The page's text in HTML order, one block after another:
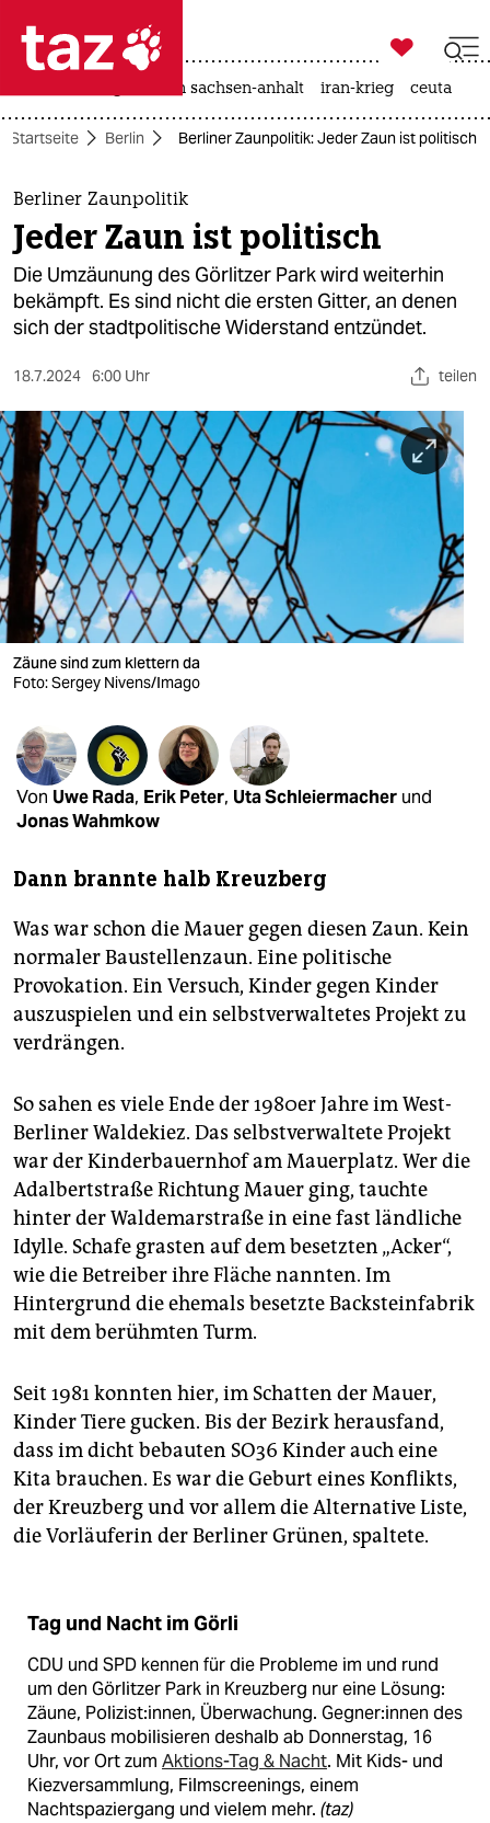
 taz zahl ich
taz zahl ich
themen
politik
öko
gesellschaft
sport
berlin
nord
wahrheit
verlag
verlag
veranstaltungen
shop
fragen & hilfe
genossenschaft
epaper login

taz zahl ich
landtagswahl in sachsen-anhalt iran-krieg ceuta
Startseite Berlin Berliner Zaunpolitik: Jeder Zaun ist politisch
Berliner Zaunpolitik
Jeder Zaun ist politisch
Die Umzäunung des Görlitzer Park wird weiterhin
bekämpft. Es sind nicht die ersten Gitter, an denen
sich der stadtpolitische Widerstand entzündet.
18.7.2024 6:00 Uhr teilen
Zäune sind zum klettern da
Foto: Sergey Nivens/Imago
Von Uwe Rada, Erik Peter, Uta Schleiermacher und
Jonas Wahmkow
Dann brannte halb Kreuzberg
Was war schon die Mauer gegen diesen Zaun. Kein
normaler Baustellenzaun. Eine politische
Provokation. Ein Versuch, Kinder gegen Kinder
auszuspielen und ein selbstverwaltetes Projekt zu
verdrängen.
So sahen es viele Ende der 1980er Jahre im West-
Berliner Waldekiez. Das selbstverwaltete Projekt
war der Kinderbauernhof am Mauerplatz. Wer die
Adalbertstraße Richtung Mauer ging, tauchte
hinter der Waldemarstraße in eine fast ländliche
Idylle. Schafe grasten auf dem besetzten „Acker“,
wie die Betreiber ihre Fläche nannten. Im
Hintergrund die ehemals besetzte Backsteinfabrik
mit dem berühmten Turm.
Seit 1981 konnten hier, im Schatten der Mauer,
Kinder Tiere gucken. Bis der Bezirk herausfand,
dass im dicht bebauten SO36 Kinder auch eine
Kita brauchen. Es war die Geburt eines Konflikts,
der Kreuzberg und vor allem die Alternative Liste,
die Vorläuferin der Berliner Grünen, spaltete.
Tag und Nacht im Görli
CDU und SPD kennen für die Probleme im und rund
um den Görlitzer Park in Kreuzberg nur eine Lösung:
Zäune, Po­li­zis­t:in­nen, Überwachung. Geg­ne­r:in­nen des
Zaunbaus mobilisieren deshalb ab Donnerstag, 16
Uhr, vor Ort zum Aktions-Tag & Nacht. Mit Kids- und
Kiezversammlung, Filmscreenings, einem
Nachtspaziergang und vielem mehr. (taz)